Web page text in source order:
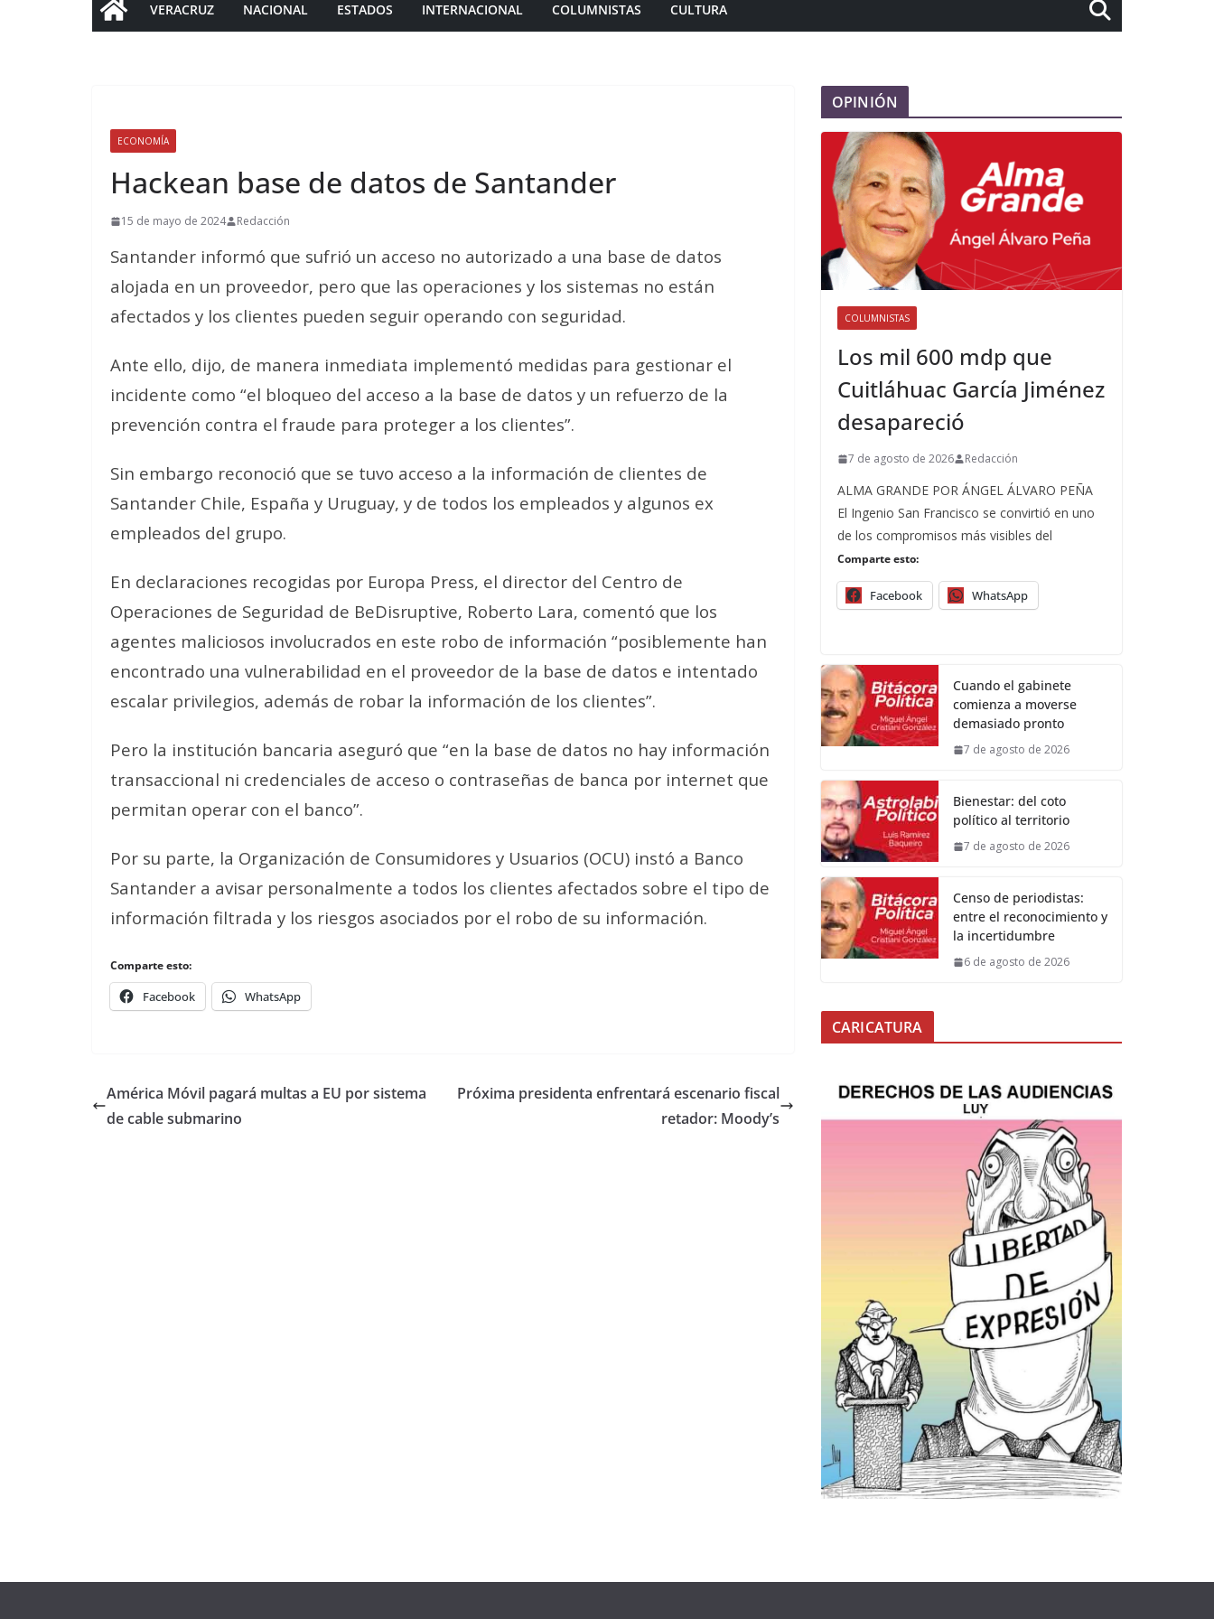
VERACRUZ NACIONAL ESTADOS INTERNACIONAL COLUMNISTAS CULTURA
ECONOMÍA
Hackean base de datos de Santander
15 de mayo de 2024 Redacción
Santander informó que sufrió un acceso no autorizado a una base de datos
alojada en un proveedor, pero que las operaciones y los sistemas no están
afectados y los clientes pueden seguir operando con seguridad.
Ante ello, dijo, de manera inmediata implementó medidas para gestionar el
incidente como “el bloqueo del acceso a la base de datos y un refuerzo de la
prevención contra el fraude para proteger a los clientes”.
Sin embargo reconoció que se tuvo acceso a la información de clientes de
Santander Chile, España y Uruguay, y de todos los empleados y algunos ex
empleados del grupo.
En declaraciones recogidas por Europa Press, el director del Centro de
Operaciones de Seguridad de BeDisruptive, Roberto Lara, comentó que los
agentes maliciosos involucrados en este robo de información “posiblemente han
encontrado una vulnerabilidad en el proveedor de la base de datos e intentado
escalar privilegios, además de robar la información de los clientes”.
Pero la institución bancaria aseguró que “en la base de datos no hay información
transaccional ni credenciales de acceso o contraseñas de banca por internet que
permitan operar con el banco”.
Por su parte, la Organización de Consumidores y Usuarios (OCU) instó a Banco
Santander a avisar personalmente a todos los clientes afectados sobre el tipo de
información filtrada y los riesgos asociados por el robo de su información.
Comparte esto:
Facebook WhatsApp
América Móvil pagará multas a EU por sistema
de cable submarino
Próxima presidenta enfrentará escenario fiscal
retador: Moody’s
OPINIÓN
COLUMNISTAS
Los mil 600 mdp que
Cuitláhuac García Jiménez
desapareció
7 de agosto de 2026 Redacción
ALMA GRANDE POR ÁNGEL ÁLVARO PEÑA
El Ingenio San Francisco se convirtió en uno
de los compromisos más visibles del
Comparte esto:
Facebook WhatsApp
Cuando el gabinete
comienza a moverse
demasiado pronto
7 de agosto de 2026
Bienestar: del coto
político al territorio
7 de agosto de 2026
Censo de periodistas:
entre el reconocimiento y
la incertidumbre
6 de agosto de 2026
CARICATURA